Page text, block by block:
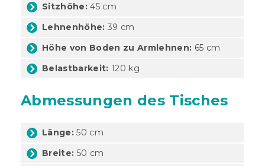
Sitzhöhe: 45 cm
Lehnenhöhe: 39 cm
Höhe von Boden zu Armlehnen: 65 cm
Belastbarkeit: 120 kg
Abmessungen des Tisches
Länge: 50 cm
Breite: 50 cm